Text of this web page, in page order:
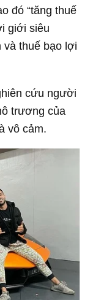
đó “tăng thuế
giới siêu
và thuế bạo lợi
cứu người
trương của
vô cảm.